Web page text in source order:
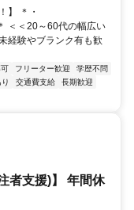
】 ＊・
～60代の幅広い
経験やブランク有も歓
フリーター歓迎
学歴不問
交通費支給
長期歓迎
者支援)】 年間休